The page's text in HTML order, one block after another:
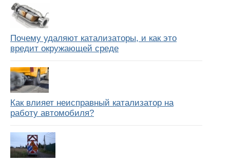
Почему удаляют катализаторы, и как это
вредит окружающей среде
Как влияет неисправный катализатор на
работу автомобиля?